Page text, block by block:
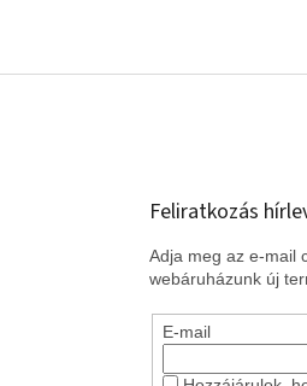
Feliratkozás
Adja meg az e-mail
webáruházunk új
E-mail